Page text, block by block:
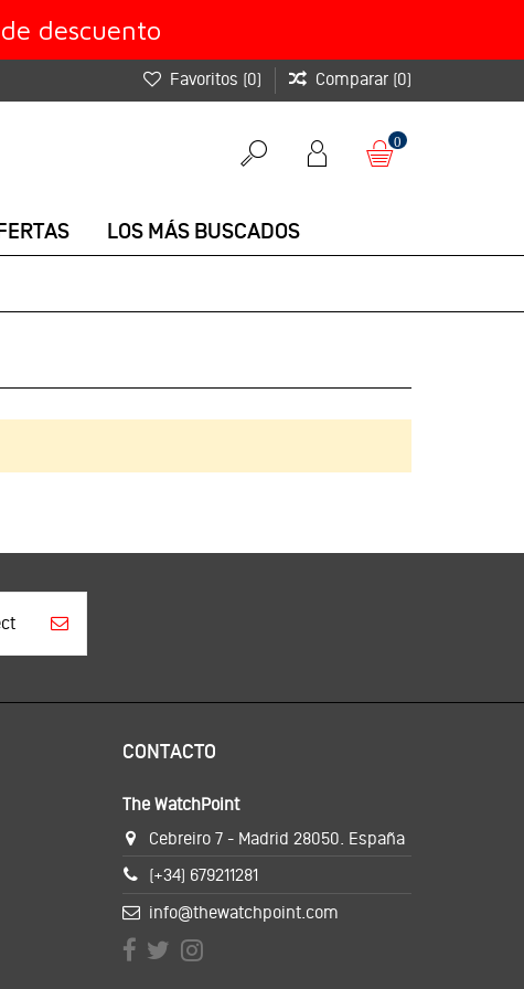
descuento
Favoritos (0) Comparar (0)
0
LOS MÁS BUSCADOS
CONTACTO
The WatchPoint
Cebreiro 7 - Madrid 28050. España
(+34) 679211281
info@thewatchpoint.com